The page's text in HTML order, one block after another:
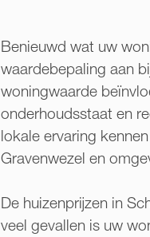
Benieuwd wat uw
waardebepaling aan
woningwaarde
onderhoudsstaat en
lokale ervaring
Gravenwezel en
De huizenprijzen in
veel gevallen is uw